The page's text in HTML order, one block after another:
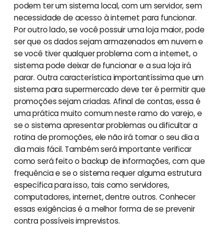
podem ter um sistema local, com um servidor, sem
necessidade de acesso à internet para funcionar.
Por outro lado, se você possuir uma loja maior, pode
ser que os dados sejam armazenados em nuvem e
se você tiver qualquer problema com a internet, o
sistema pode deixar de funcionar e a sua loja irá
parar. Outra característica importantíssima que um
sistema para supermercado deve ter é permitir que
promoções sejam criadas. Afinal de contas, essa é
uma prática muito comum neste ramo do varejo, e
se o sistema apresentar problemas ou dificultar a
rotina de promoções, ele não irá tornar o seu dia a
dia mais fácil. Também será importante verificar
como será feito o backup de informações, com que
frequência e se o sistema requer alguma estrutura
específica para isso, tais como servidores,
computadores, internet, dentre outros. Conhecer
essas exigências é a melhor forma de se prevenir
contra possíveis imprevistos.